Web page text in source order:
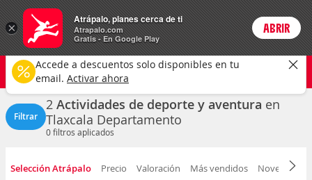
Actividades Login
Tlaxcala
Deportes y aventuras Cualquier fecha
CAMBIAR
Filtrar
2 Actividades de deporte y aventura en
Tlaxcala Departamento
0filtros aplicados
Selección Atrápalo Precio Valoración Más vendidos Novedad
×
Atrápalo, planes cerca de ti
Atrapalo.com
Gratis - En Google Play
ABRIR
Accede a descuentos solo disponibles en tu
email. Activar ahora